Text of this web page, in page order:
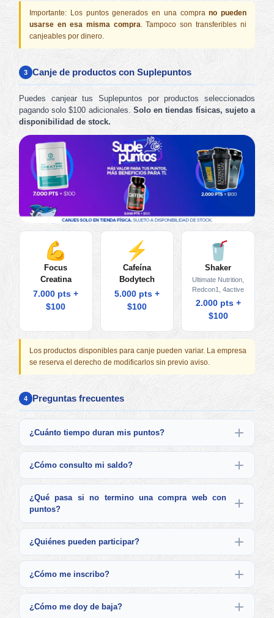
Importante: Los puntos generados en una comprano pueden
usarse en esa misma compra . Tampoco son transferibles ni
canjeables por dinero.
3 Canje de productos con Suplepuntos
Puedes canjear tus Suplepuntos por productos seleccionados
pagando solo $100 adicionales. Solo en tiendas físicas, sujeto a
disponibilidad de stock.
Focus
Creatina
7.000 pts +
$100
Cafeína
Bodytech
5.000 pts +
$100
Shaker
Ultimate Nutrition,
Redcon1, 4active
2.000 pts +
$100
Los productos disponibles para canje pueden variar. La empresa
se reserva el derecho de modificarlos sin previo aviso.
4 Preguntas frecuentes
¿Cuánto tiempo duran mis puntos?
¿Cómo consulto mi saldo?
¿Qué pasa si no termino una compra web con
puntos?
¿Quiénes pueden participar?
¿Cómo me inscribo?
¿Cómo me doy de baja?